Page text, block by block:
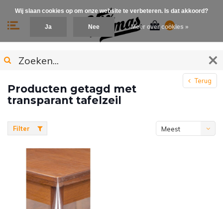
0
Terug
Producten getagd met
transparant tafelzeil
Filter
Meest
Wij slaan cookies op om onze website te verbeteren. Is dat akkoord?
Ja Nee Meer over cookies »